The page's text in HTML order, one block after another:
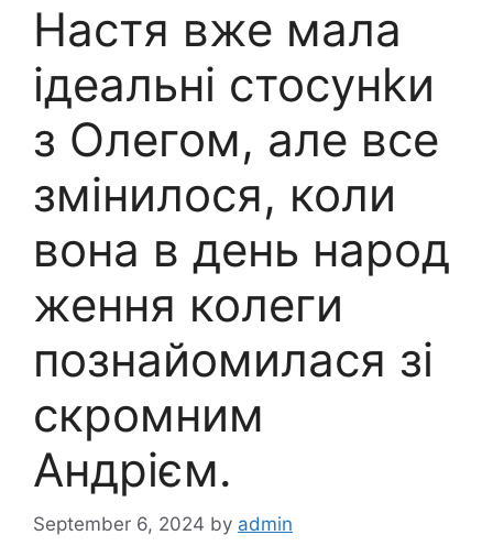
Настя вже мала
ідеальні стосунkи
з Олегом, але все
змінилося, коли
вона в день народ
ження колеги
познайомилася зі
скромним
Андрієм.
September 6, 2024 by admin